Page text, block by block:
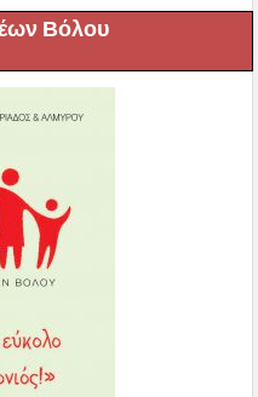
Βόλου